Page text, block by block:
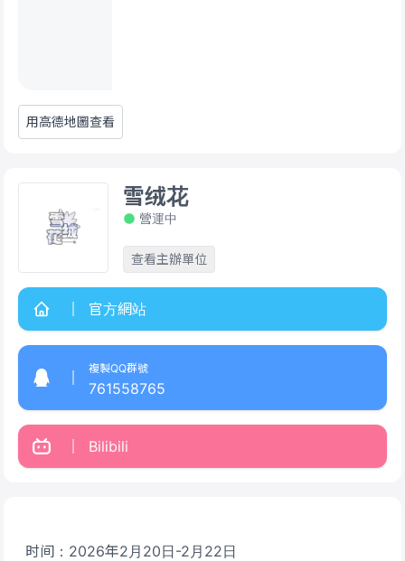
用高德地圖查看
时间：2026年2月20日-2月22日
雪绒花
營運中
查看主辦單位
官方網站
複製QQ群號
761558765
Bilibili